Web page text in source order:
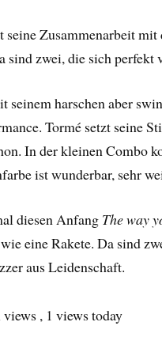
seine Zusammenarbeit
sind zwei, die sich perfekt
seinem harschen aber
Tormé setzt seine
In der kleinen Combo
ist wunderbar, sehr
diesen Anfang The way
eine Rakete. Da sind
aus Leidenschaft.
views , 1 views today